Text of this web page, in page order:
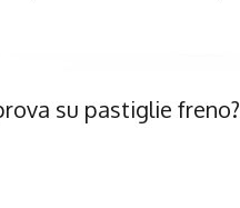
su pastiglie freno?